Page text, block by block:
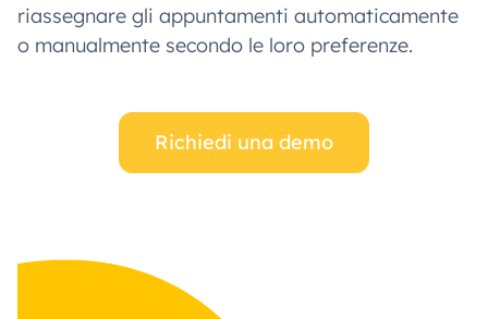
riassegnare gli appuntamenti automaticamente
o manualmente secondo le loro preferenze.
Richiedi una demo